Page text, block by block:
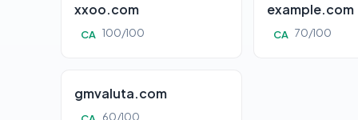
xxoo.com
CA 100/100
example.com
CA 70/100
gmvaluta.com
60/100